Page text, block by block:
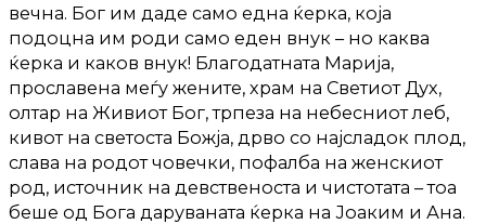
вечна. Бог им даде само една ќерка, која
подоцна им роди само еден внук – но каква
ќерка и каков внук! Благодатната Марија,
прославена меѓу жените, храм на Светиот Дух,
олтар на Живиот Бог, трпеза на небесниот леб,
кивот на светоста Божја, дрво со најсладок плод,
слава на родот човечки, пофалба на женскиот
род, источник на девственоста и чистотата – тоа
беше од Бога даруваната ќерка на Јоаким и Ана.